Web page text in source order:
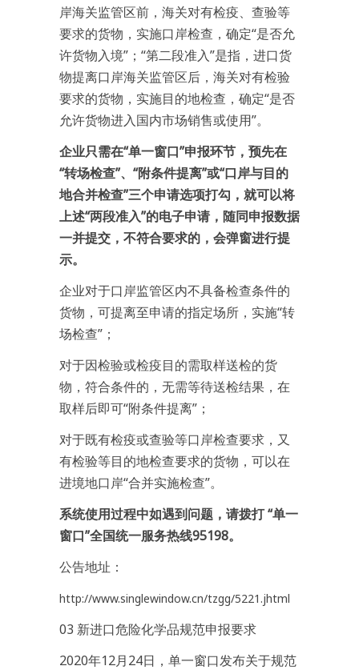
岸海关监管区前，海关对有检疫、查验等
要求的货物，实施口岸检查，确定“是否允
许货物入境”；“第二段准入”是指，进口货
物提离口岸海关监管区后，海关对有检验
要求的货物，实施目的地检查，确定“是否
允许货物进入国内市场销售或使用”。
企业只需在“单一窗口”申报环节，预先在
“转场检查”、“附条件提离”或“口岸与目的
地合并检查”三个申请选项打勾，就可以将
上述“两段准入”的电子申请，随同申报数据
一并提交，不符合要求的，会弹窗进行提
示。
企业对于口岸监管区内不具备检查条件的
货物，可提离至申请的指定场所，实施“转
场检查”；
对于因检验或检疫目的需取样送检的货
物，符合条件的，无需等待送检结果，在
取样后即可“附条件提离”；
对于既有检疫或查验等口岸检查要求，又
有检验等目的地检查要求的货物，可以在
进境地口岸“合并实施检查”。
系统使用过程中如遇到问题，请拨打 “单一
窗口”全国统一服务热线95198。
公告地址：
http://www.singlewindow.cn/tzgg/5221.jhtml
03 新进口危险化学品规范申报要求
2020年12月24日，单一窗口发布关于规范